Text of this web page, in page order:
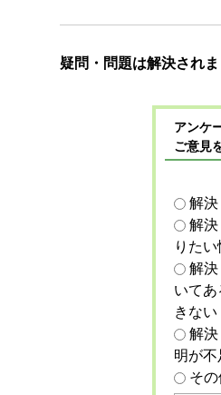
疑問・問題は解決され
アンケ
ご意見
解
解
りた
解
いて
きない
解
明が
そ